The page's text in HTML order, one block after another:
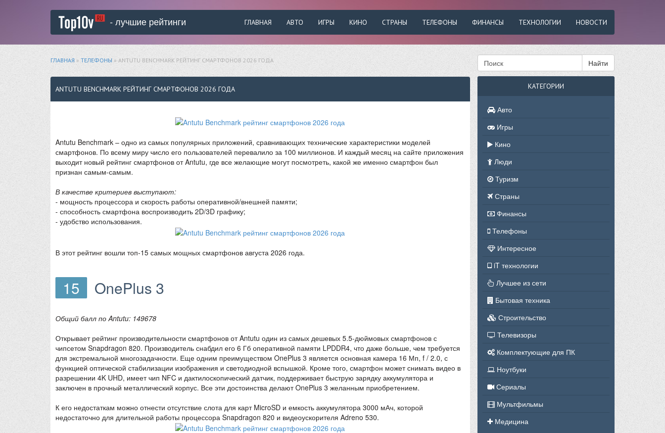
- лучшие рейтинги ГЛАВНАЯ АВТО ИГРЫ КИНО СТРАНЫ ТЕЛЕФОНЫ ФИНАНСЫ ТЕХНОЛОГИИ НОВОСТИ
ГЛАВНАЯ»ТЕЛЕФОНЫ» ANTUTU BENCHMARK РЕЙТИНГ СМАРТФОНОВ 2026 ГОДА
ANTUTU BENCHMARK РЕЙТИНГ СМАРТФОНОВ 2026 ГОДА
Antutu Benchmark – одно из самых популярных приложений, сравнивающих технические характеристики моделей
смартфонов. По всему миру число его пользователей перевалило за 100 миллионов. И каждый месяц на сайте приложения
выходит новый рейтинг смартфонов от Antutu, где все желающие могут посмотреть, какой же именно смартфон был
признан самым-самым.
В качестве критериев выступают:
- мощность процессора и скорость работы оперативной/внешней памяти;
- способность смартфона воспроизводить 2D/3D графику;
- удобство использования.
В этот рейтинг вошли топ-15 самых мощных смартфонов августа 2026 года.
15 OnePlus 3
Общий балл по Antutu: 149678
Открывает рейтинг производительности смартфонов от Antutu один из самых дешевых 5.5-дюймовых смартфонов с
чипсетом Snapdragon 820. Производитель снабдил его 6 Гб оперативной памяти LPDDR4, что даже больше, чем требуется
для экстремальной многозадачности. Еще одним преимуществом OnePlus 3 является основная камера 16 Мп, f / 2.0, с
функцией оптической стабилизации изображения и светодиодной вспышкой. Кроме того, смартфон может снимать видео в
разрешении 4K UHD, имеет чип NFC и дактилоскопический датчик, поддерживает быструю зарядку аккумулятора и
заключен в прочный металлический корпус. Все эти достоинства делают OnePlus 3 желанным приобретением.
К его недостаткам можно отнести отсутствие слота для карт MicroSD и емкость аккумулятора 3000 мАч, которой
недостаточно для длительной работы процессора Snapdragon 820 и видеоускорителя Adreno 530.
Найти
КАТЕГОРИИ
Авто
Игры
Кино
Люди
Туризм
Страны
Финансы
Телефоны
Интересное
iT технологии
Лучшее из сети
Бытовая техника
Строительство
Телевизоры
Комплектующие для ПК
Ноутбуки
Сериалы
Мультфильмы
Медицина